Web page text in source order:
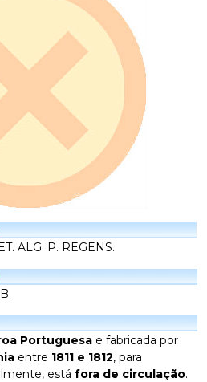
ALG. P. REGENS.
Portuguesa e fabricada por
entre 1811 e 1812, para
está fora de circulação.